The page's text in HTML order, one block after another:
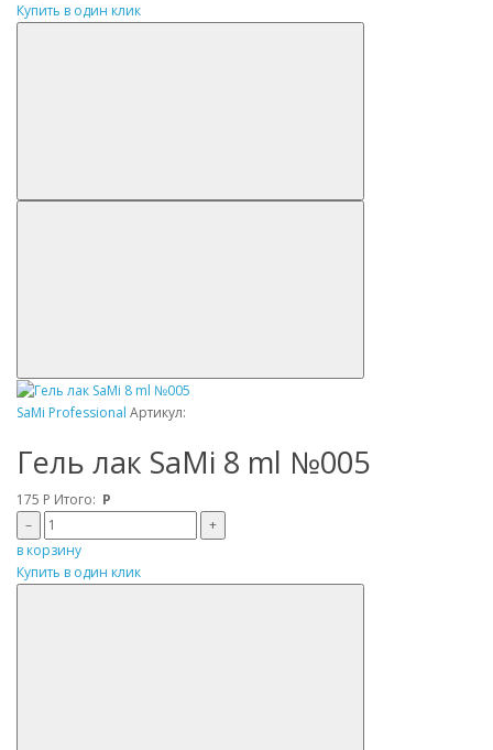
Купить в один клик
SaMi Professional Артикул:
Гель лак SaMi 8 ml №005
175 Р Итого: Р
–
+
в корзину
Купить в один клик